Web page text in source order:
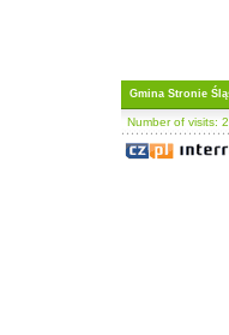
Gmina Stronie
Number of visits: